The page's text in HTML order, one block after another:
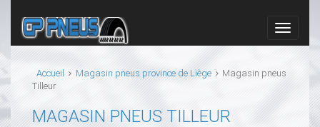
Accueil Magasin pneus province de Liège
Magasin pneus
Tilleur
MAGASIN PNEUS TILLEUR